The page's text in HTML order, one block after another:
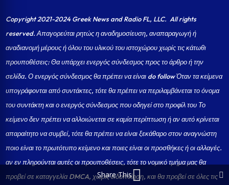
Copyright 2021-2024 Greek News and Radio FL, LLC. All rights
reserved. Απαγορεύται ρητώς η αναδημοσίευση, αναπαραγωγή ή
αναδιανομή μέρους ή όλου του υλικού του ιστοχώρου χωρίς τις κάτωθι
προυποθέσεις: Θα υπάρχει ενεργός σύνδεσμος προς το άρθρο ή την
σελίδα.Ο ενεργός σύνδεσμος θα πρέπει να είναι do follow Όταν τα κείμενα
υπογράφονται από συντάκτες, τότε θα πρέπει να περιλαμβάνεται το όνομα
του συντάκτη και ο ενεργός σύνδεσμος που οδηγεί στο προφίλ του Το
κείμενο δεν πρέπει να αλλοιώνεται σε καμία περίπτωση ή αν αυτό κρίνεται
απαραίτητο να συμβεί, τότε θα πρέπει να είναι ξεκάθαρο στον αναγνώστη
ποιο είναι το πρωτότυπο κείμενο και ποιες είναι οι προσθήκες ή οι αλλαγές.
αν εν πληρούνται αυτές οι προυποθέσεις, τότε το νομικό τμήμα μας θα
προβεί σε καταγγελία DMCA, χωρίς ειδοποίηση, και θα προβεί σε όλες τις
Share This